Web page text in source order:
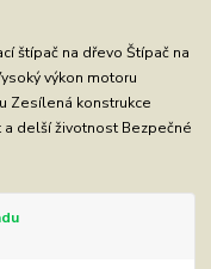
štípač na dřevo Štípač na
výkon motoru
Zesílená konstrukce
delší životnost Bezpečné